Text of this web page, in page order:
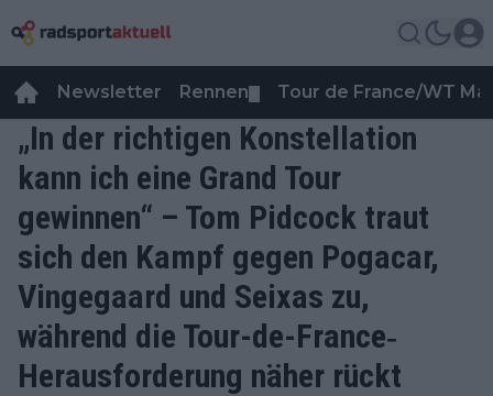
Newsletter Rennen Tour de France/WT
„In der richtigen Konstellation
kann ich eine Grand Tour
gewinnen“ – Tom Pidcock traut
sich den Kampf gegen Pogacar,
Vingegaard und Seixas zu,
während die Tour-de-France‐
Herausforderung näher rückt